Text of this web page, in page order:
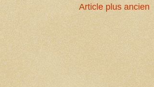
Article plus ancien